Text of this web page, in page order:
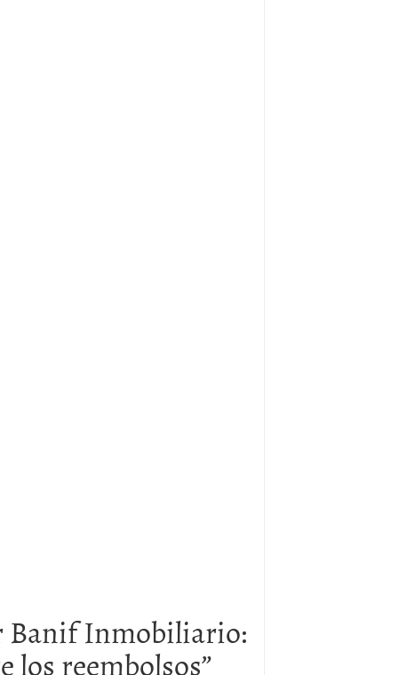
Banif Inmobiliario:
los reembolsos”